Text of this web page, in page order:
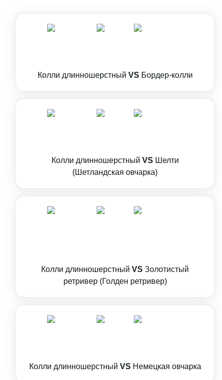
Колли длинношерстный VS Бордер-колли
Колли длинношерстный VS Шелти
(Шетландская овчарка)
Колли длинношерстный VS Золотистый
ретривер (Голден ретривер)
Колли длинношерстный VS Немецкая овчарка